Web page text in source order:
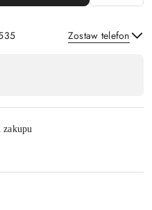
Zostaw telefon
zakupu